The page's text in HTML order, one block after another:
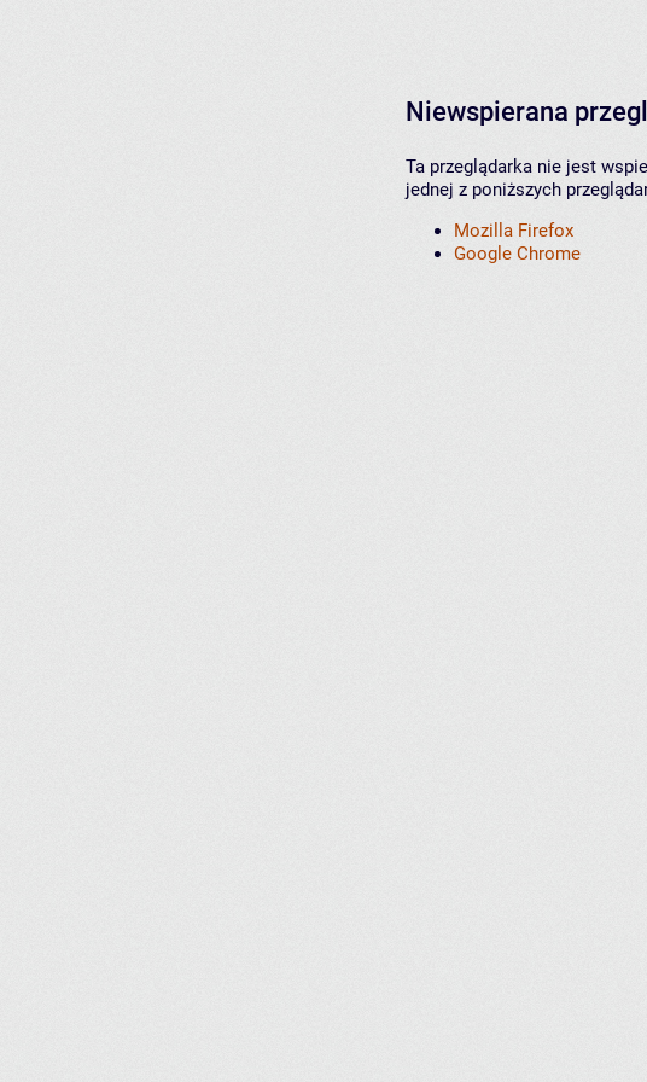
Niewspierana
Ta przeglądarka nie jest
jednej z poniższych
Mozilla Firefox
Google Chrome